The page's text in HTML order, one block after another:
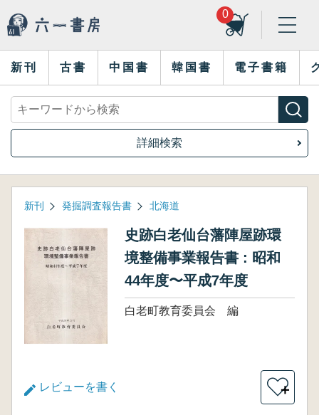
0
新刊 古書 中国書 韓国書 電子書籍
詳細検索
新刊 発掘調査報告書 北海道
史跡白老仙台藩陣屋跡環
境整備事業報告書 : 昭和
44年度〜平成7年度
白老町教育委員会 編
レビューを書く ＋